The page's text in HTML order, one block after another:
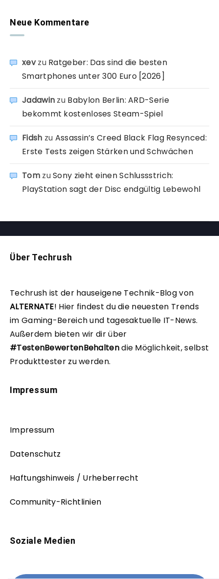
Neue Kommentare
xevzu Ratgeber: Das sind die besten
Smartphones unter 300 Euro [2026]
Jadawin zu Babylon Berlin: ARD-Serie
bekommt kostenloses Steam-Spiel
Fidsh zu Assassin’s Creed Black Flag Resynced:
Erste Tests zeigen Stärken und Schwächen
TomzuSony zieht einen Schlussstrich:
PlayStation sagt der Disc endgültig Lebewohl
Über Techrush
Techrush ist der hauseigene Technik-Blog von
ALTERNATE! Hier findest du die neuesten Trends
im Gaming-Bereich und tagesaktuelle IT-News.
Außerdem bieten wir dir über
#TestenBewertenBehaltendie Möglichkeit, selbst
Produkttester zu werden.
Impressum
Impressum
Datenschutz
Haftungshinweis / Urheberrecht
Community-Richtlinien
Soziale Medien